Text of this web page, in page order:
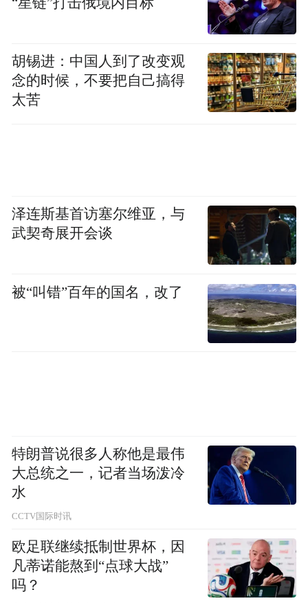
胡锡进：中国人到了改变观
念的时候，不要把自己搞得
太苦
泽连斯基首访塞尔维亚，与
武契奇展开会谈
被“叫错”百年的国名，改了
特朗普说很多人称他是最伟
大总统之一，记者当场泼冷
水
CCTV国际时讯
欧足联继续抵制世界杯，因
凡蒂诺能熬到“点球大战”
吗？